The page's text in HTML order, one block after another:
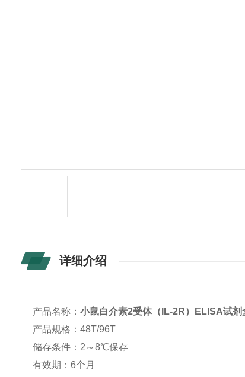
详细介绍
产品名称：小鼠白介素2受体（IL-2R）ELISA试剂
产品规格：48T/96T
储存条件：2～8℃保存
有效期：6个月